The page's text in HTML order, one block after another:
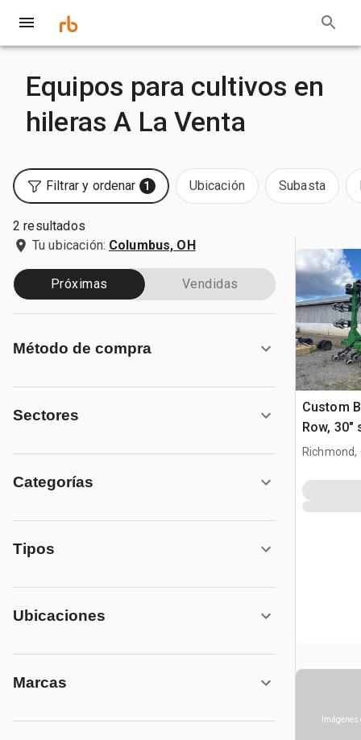
Equipos para cultivos en
hileras A La Venta
Filtrar y ordenar 1 Ubicación Subasta
2 resultados
Tu ubicación: Columbus, OH
Próximas Vendidas
Método de compra
Sectores
Categorías
Tipos
Ubicaciones
Marcas
Custom
Row, 30"
Richmond,